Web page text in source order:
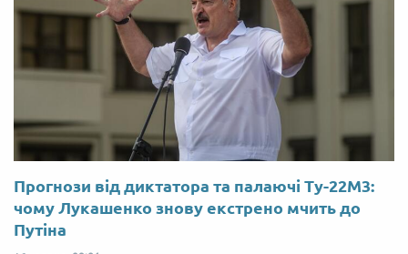
Прогнози від диктатора та палаючі Ту-22М3:
чому Лукашенко знову екстрено мчить до
Путіна